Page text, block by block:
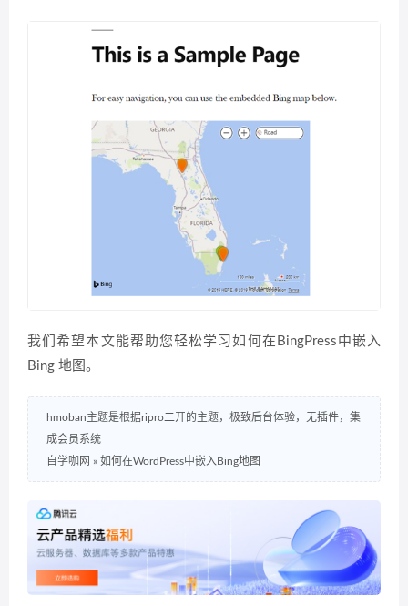
我们希望本文能帮助您轻松学习如何在BingPress中嵌入
Bing 地图。
hmoban主题是根据ripro二开的主题，极致后台体验，无插件，集
成会员系统
自学咖网 » 如何在WordPress中嵌入Bing地图